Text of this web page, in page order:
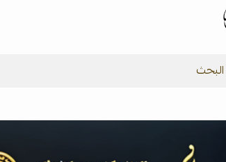
للنشر والتوزيع